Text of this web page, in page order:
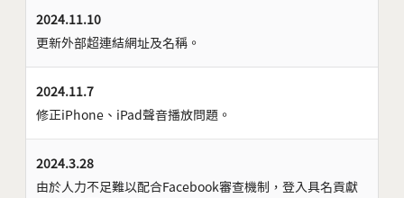
2024.11.10
更新外部超連結網址及名稱。
2024.11.7
修正iPhone、iPad聲音播放問題。
2024.3.28
由於人力不足難以配合Facebook審查機制，登入具名貢獻